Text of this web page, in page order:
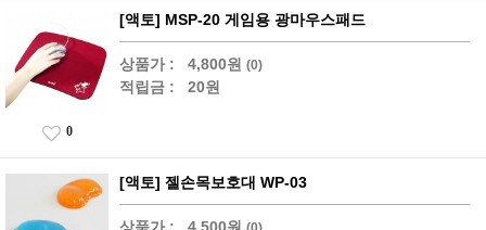
[액토] MSP-20 게임용 광마우스패드
상품가 : 4,800원 (0)
적립금 : 20원
0
[액토] 젤손목보호대 WP-03
(0)